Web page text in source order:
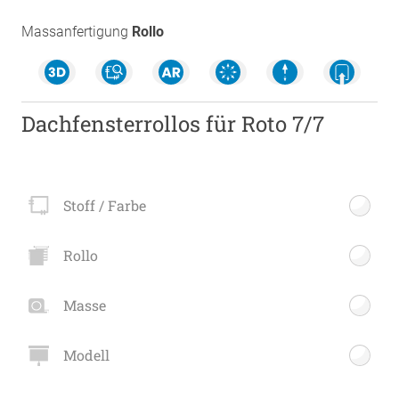
Massanfertigung Rollo
Dachfensterrollos für Roto 7/7
Stoff / Farbe
Rollo
Masse
Modell